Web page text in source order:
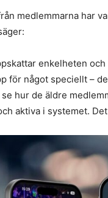
medlemmarna har
enkelheten
för något speciellt –
hur de äldre
aktiva i systemet.